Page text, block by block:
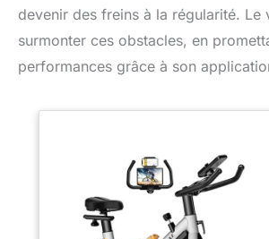
devenir des freins à la régularité. Le
surmonter ces obstacles, en
performances grâce à son